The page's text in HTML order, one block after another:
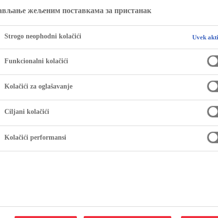
жељеним поставкама за пристанак
Strogo neophodni kolačići Uvek
Funkcionalni kolačići
Kolačići za oglašavanje
Ciljani kolačići
Kolačići performansi